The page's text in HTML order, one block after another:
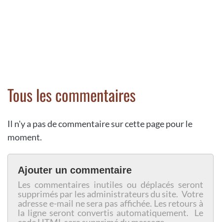
Tous les commentaires
Il n'y a pas de commentaire sur cette page pour le
moment.
Ajouter un commentaire
Les commentaires inutiles ou déplacés seront
supprimés par les administrateurs du site. Votre
adresse e-mail ne sera pas affichée. Les retours à
la ligne seront convertis automatiquement. Le